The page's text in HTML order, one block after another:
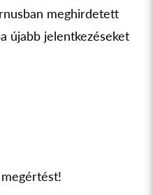
meghirdetett
újabb jelentkezéseket